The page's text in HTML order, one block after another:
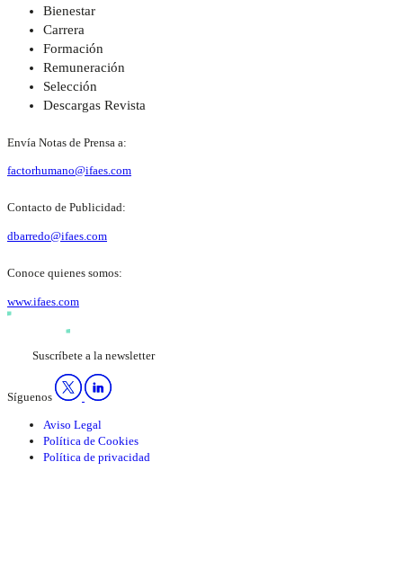
Bienestar
Carrera
Formación
Remuneración
Selección
Descargas Revista
Envía Notas de Prensa a:
factorhumano@ifaes.com
Contacto de Publicidad:
dbarredo@ifaes.com
Conoce quienes somos:
www.ifaes.com
Suscríbete a la newsletter
Síguenos
Aviso Legal
Política de Cookies
Política de privacidad